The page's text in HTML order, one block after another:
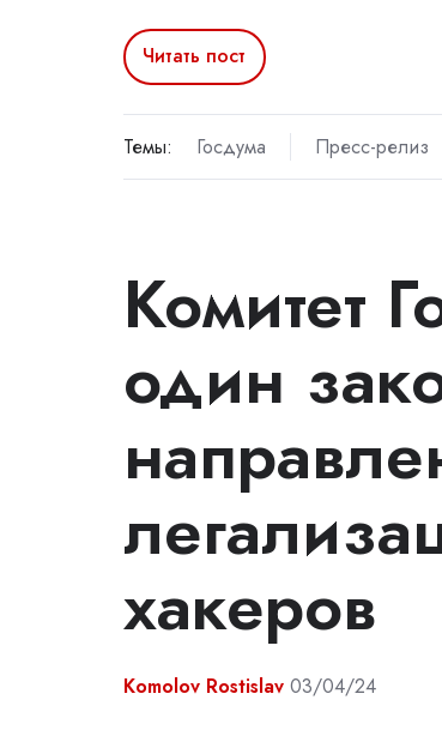
Читать пост
Темы: Госдума Пресс-релиз
Комитет
один
хакеров
Komolov Rostislav 03/04/24